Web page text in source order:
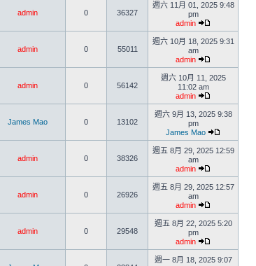
admin 0 36327
週六 11月 01, 2025 9:48
pm
admin
admin 0 55011
週六 10月 18, 2025 9:31
am
admin
admin 0 56142
週六 10月 11, 2025
11:02 am
admin
James Mao 0 13102
週六 9月 13, 2025 9:38
pm
James Mao
admin 0 38326
週五 8月 29, 2025 12:59
am
admin
admin 0 26926
週五 8月 29, 2025 12:57
am
admin
admin 0 29548
週五 8月 22, 2025 5:20
pm
admin
週一 8月 18, 2025 9:07